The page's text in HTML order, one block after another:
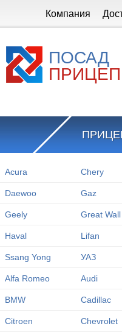
Компания
ПОСАД
ПРИЦЕП
Acura Chery
Daewoo Gaz
Geely Great Wall
Haval Lifan
Ssang Yong УАЗ
Alfa Romeo Audi
BMW Cadillac
Citroen Chevrolet